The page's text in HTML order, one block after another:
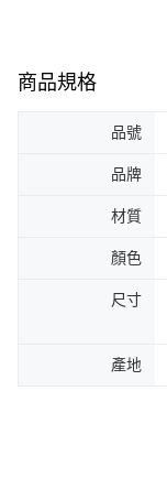
商品規格
品號
品牌
材質
顏色
尺寸
產地